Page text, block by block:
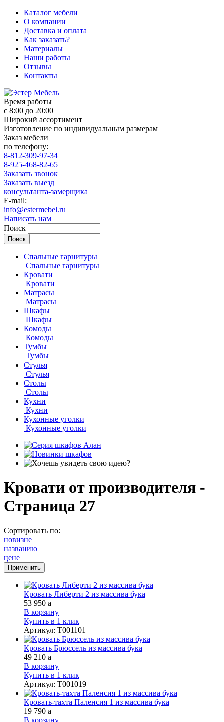
Каталог мебели
О компании
Доставка и оплата
Как заказать?
Материалы
Наши работы
Отзывы
Контакты
Время работы
с 8:00 до 20:00
Широкий ассортимент
Изготовление по индивидуальным размерам
Заказ мебели
по телефону:
8-812-309-97-34
8-925-468-82-65
Заказать звонок
Заказать выезд
консультанта-замерщика
E-mail:
info@estermebel.ru
Написать нам
Поиск
Спальные гарнитуры
Спальные гарнитуры
Кровати
Кровати
Матрасы
Матрасы
Шкафы
Шкафы
Комоды
Комоды
Тумбы
Тумбы
Стулья
Стулья
Столы
Столы
Кухни
Кухни
Кухонные уголки
Кухонные уголки
Кровати от производителя -
Страница 27
Сортировать по:
новизне
названию
цене
Кровать Либерти 2 из массива бука
53 950 a
В корзину
Купить в 1 клик
Артикул: Т001101
Кровать Брюссель из массива бука
49 210 a
В корзину
Купить в 1 клик
Артикул: Т001019
Кровать-тахта Паленсия 1 из массива бука
19 790 a
В корзину